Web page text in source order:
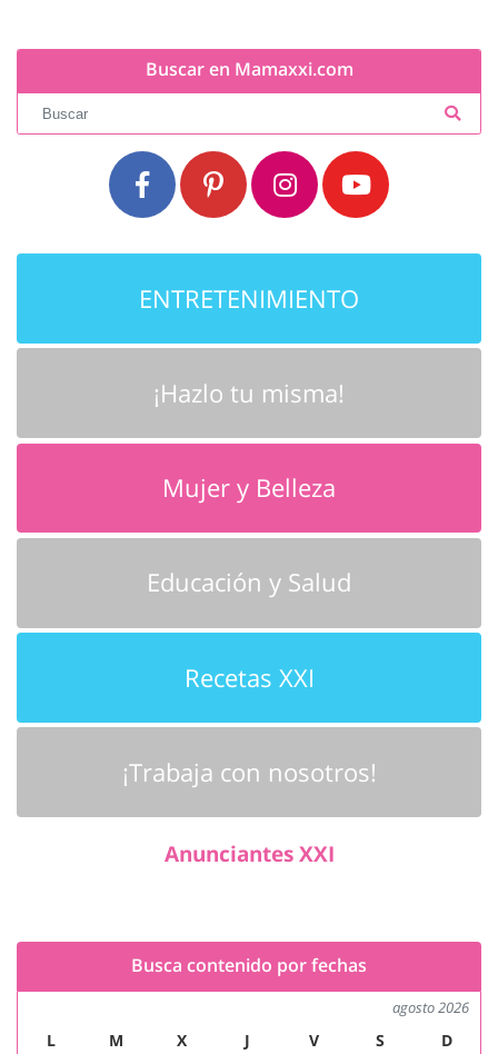
Buscar en Mamaxxi.com
ENTRETENIMIENTO
¡Hazlo tu misma!
Mujer y Belleza
Educación y Salud
Recetas XXI
¡Trabaja con nosotros!
Anunciantes XXI
Busca contenido por fechas
agosto 2026
L M X J V S
D